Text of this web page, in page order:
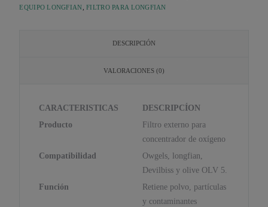
EQUIPO LONGFIAN ,FILTRO PARA LONGFIAN
DESCRIPCIÓN
VALORACIONES (0)
CARACTERISTICAS
DESCRIPCÍON
Producto
Filtro externo para
concentrador de oxígeno
Compatibilidad
Owgels, longfian,
Devilbiss y olive OLV 5.
Función
Retiene polvo, partículas
y contaminantes